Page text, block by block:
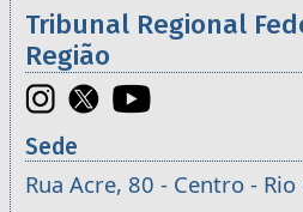
Tribunal Regional
Região
Sede
Rua Acre, 80 - Centro - Rio